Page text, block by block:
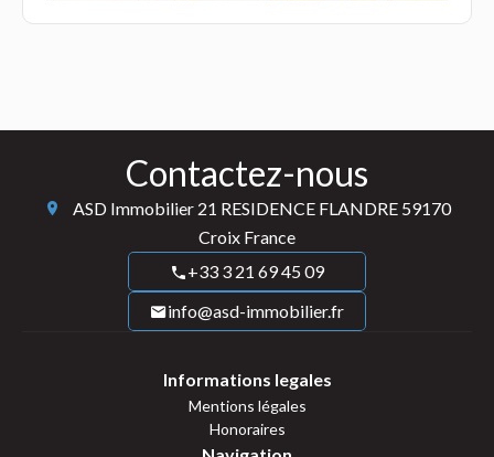
Contactez-nous
ASD Immobilier21 RESIDENCE FLANDRE 59170
Croix France
+33 3 21 69 45 09
info@asd-immobilier.fr
Informations legales
Mentions légales
Honoraires